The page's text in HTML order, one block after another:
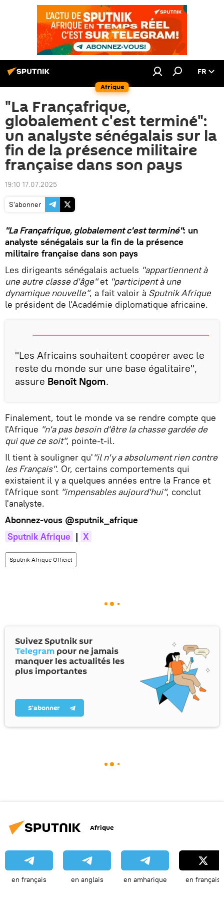
Afrique
FR
"La Françafrique,
globalement c'est terminé":
un analyste sénégalais sur la
fin de la présence militaire
française dans son pays
19:10 17.07.2025
S'abonner
"La Françafrique, globalement c'est terminé": un
analyste sénégalais sur la fin de la présence
militaire française dans son pays
Les dirigeants sénégalais actuels "appartiennent à
une autre classe d'âge"et "participent à une
dynamique nouvelle", a fait valoir à Sputnik Afrique
le président de l'Académie diplomatique africaine.
"Les Africains souhaitent coopérer avec le
reste du monde sur une base égalitaire",
assure Benoît Ngom.
Finalement, tout le monde va se rendre compte que
l'Afrique "n'a pas besoin d'être la chasse gardée de
qui que ce soit", pointe-t-il.
Il tient à souligner qu'"il n'y a absolument rien contre
les Français". Or, certains comportements qui
existaient il y a quelques années entre la France et
l'Afrique sont "impensables aujourd'hui", conclut
l'analyste.
Abonnez-vous @sputnik_afrique
Sputnik Afrique | X
Sputnik Afrique Officiel
Suivez Sputnik sur
Telegram pour ne jamais
manquer les actualités les
plus importantes
S’abonner
Afrique
en français en anglais en amharique en français